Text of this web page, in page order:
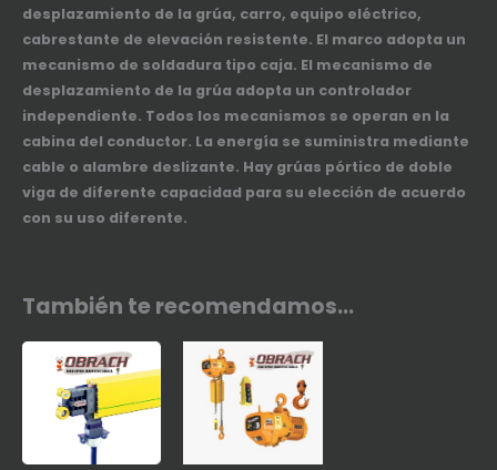
desplazamiento de la grúa, carro, equipo eléctrico,
cabrestante de elevación resistente. El marco adopta un
mecanismo de soldadura tipo caja. El mecanismo de
desplazamiento de la grúa adopta un controlador
independiente. Todos los mecanismos se operan en la
cabina del conductor. La energía se suministra mediante
cable o alambre deslizante. Hay grúas pórtico de doble
viga de diferente capacidad para su elección de acuerdo
con su uso diferente.
También te recomendamos…